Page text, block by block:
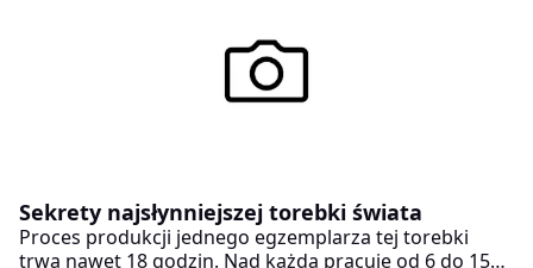
Sekrety najsłynniejszej torebki świata
Proces produkcji jednego egzemplarza tej torebki
trwa nawet 18 godzin. Nad każdą pracuje od 6 do 15